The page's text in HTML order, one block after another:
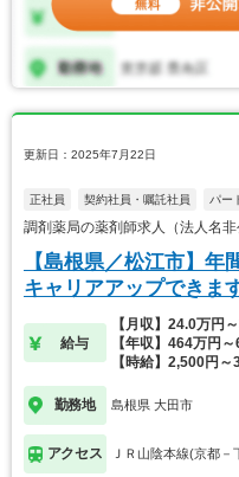
更新日：2025年7月22日
正社員 契約社員・嘱託社員 パー
調剤薬局の薬剤師求人（法人名
【島根県／松江市】
キャリアアップできま
給与
【月収】24.0万円
【年収】464万円
【時給】2,500円～
勤務地 島根県 大田市
アクセス ＪＲ山陰本線(京都